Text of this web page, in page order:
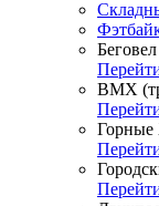
Беговел
ВМХ
Горные